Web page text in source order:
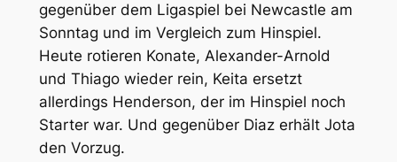
gegenüber dem Ligaspiel bei Newcastle am
Sonntag und im Vergleich zum Hinspiel.
Heute rotieren Konate, Alexander-Arnold
und Thiago wieder rein, Keita ersetzt
allerdings Henderson, der im Hinspiel noch
Starter war. Und gegenüber Diaz erhält Jota
den Vorzug.